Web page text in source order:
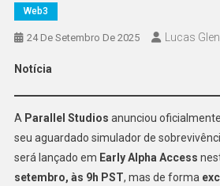
Web3
24 De Setembro De 2025 Lucas
Notícia
A Parallel Studios anunciou
seu aguardado simulador de
será lançado em Early Alpha Access
setembro, às 9h PST, mas de forma